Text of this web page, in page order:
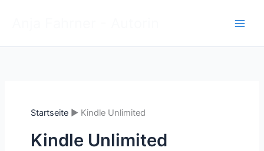
Startseite Kindle Unlimited
Kindle Unlimited